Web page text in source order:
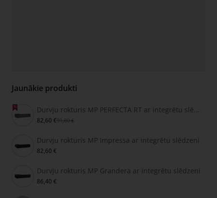
Jaunākie produkti
Durvju rokturis MP PERFECTA RT ar integrētu slēdzeni
82,60 €91,80 €
Durvju rokturis MP Impressa ar integrētu slēdzeni
82,60 €
Durvju rokturis MP Grandera ar integrētu slēdzeni
86,40 €